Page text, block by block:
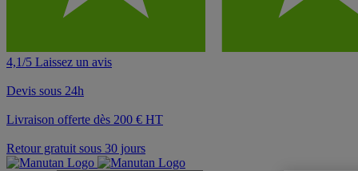
4,1/5 Laissez un avis
Devis sous 24h
Livraison offerte dès 200 € HT
Retour gratuit sous 30 jours